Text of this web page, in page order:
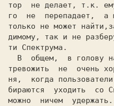
тор  не делает, т.к.
го
не
перепадает,  а
только не может
димому, так и не
ти Спектрума.
В  общем,  в голову
тревожить
не
очень
ня,  когда
бираются
уходить
со
можно
ничем